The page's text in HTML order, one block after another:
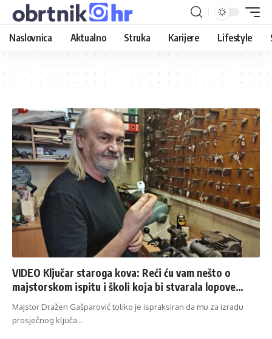
Naslovnica Aktualno Struka Karijere Lifestyle
VIDEO Ključar staroga kova: Reći ću vam nešto o
majstorskom ispitu i školi koja bi stvarala lopove…
Majstor Dražen Gašparović toliko je ispraksiran da mu za izradu
prosječnog ključa…